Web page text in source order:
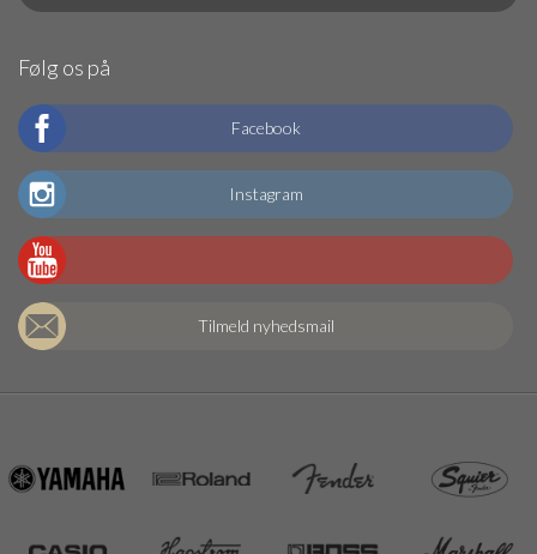
Følg os på
Facebook
Instagram
Tilmeld nyhedsmail